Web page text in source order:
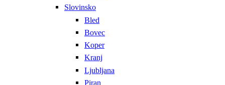
Slovinsko
Bled
Bovec
Koper
Kranj
Ljubljana
Piran